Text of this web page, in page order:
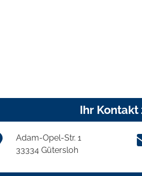
Ihr Kontakt
Adam-Opel-Str. 1
33334 Gütersloh